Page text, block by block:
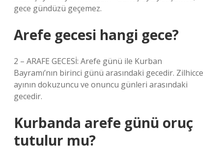
gece gündüzü geçemez.
Arefe gecesi hangi gece?
2 – ARAFE GECESİ: Arefe günü ile Kurban
Bayramı’nın birinci günü arasındaki gecedir. Zilhicce
ayının dokuzuncu ve onuncu günleri arasındaki
gecedir.
Kurbanda arefe günü oruç
tutulur mu?